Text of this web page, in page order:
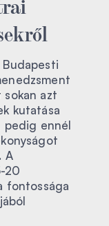
sokan azt
kutatása
pedig ennél
A
20
fontossága